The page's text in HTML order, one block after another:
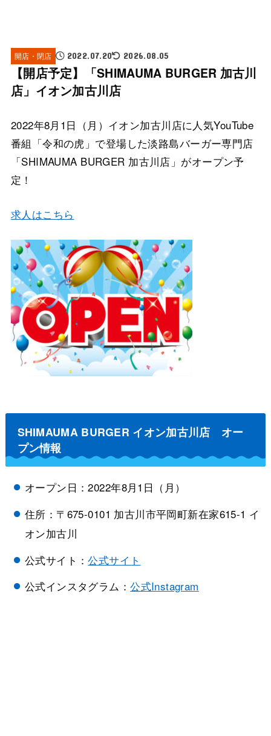
開店・閉店 2022.07.20 2026.08.05
【開店予定】「SHIMAUMA BURGER 加古川
店」イオン加古川店
2022年8月1日（月）イオン加古川店に人気YouTube
番組「令和の虎」で登場した淡路島バーガー専門店
「SHIMAUMA BURGER 加古川店」がオープン予
定！
求人はこちら
SHIMAUMA BURGER イオン加古川店 オー
プン情報
オープン日：2022年8月1日（月）
住所：〒675-0101 加古川市平岡町新在家615-1 イ
オン加古川
公式サイト：公式サイト
公式インスタグラム：公式Instagram